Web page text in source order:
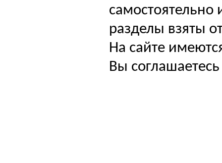
самостоятельно
разделы взяты
На сайте
Вы